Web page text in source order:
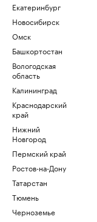
Екатеринбург
Новосибирск
Омск
Башкортостан
Вологодская
область
Калининград
Краснодарский
край
Нижний
Новгород
Пермский край
Ростов-на-Дону
Татарстан
Тюмень
Черноземье